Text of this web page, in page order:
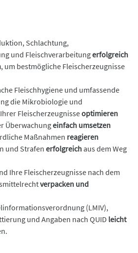
Schlachtung,
und Fleischverarbeitungerfolgreich
, um bestmögliche Fleischerzeugnisse
Fleischhygiene und umfassende
die Mikrobiologie und
Fleischerzeugnisseoptimieren
Überwachungeinfach umsetzen
Maßnahmen reagieren
und Strafen erfolgreich aus dem Weg
Ihre Fleischerzeugnisse nach dem
verpacken und
(LMIV),
und Angaben nach QUID leicht